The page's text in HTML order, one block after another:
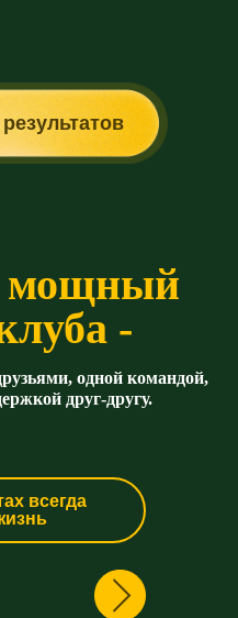
мощный
-
одной командой,
друг-другу.
всегда